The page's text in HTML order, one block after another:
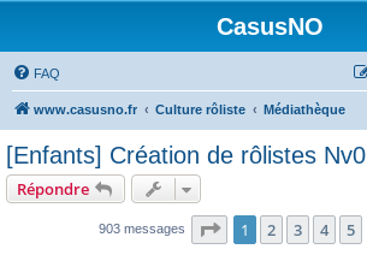
CasusNO
FAQ
www.casusno.fr Culture rôliste Médiathèque
[Enfants] Création de rôlistes Nv0
Répondre
903 messages Page 1sur61
1 2 3 4 5